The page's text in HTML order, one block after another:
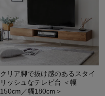
クリア脚で抜け感のあるスタイ
リッシュなテレビ台 ＜幅
150cm／幅180cm＞